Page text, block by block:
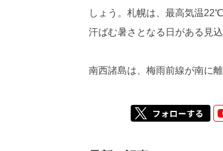
しょう。札幌は、最高気温
汗ばむ暑さとなる日がある見込
南西諸島は、梅雨前線が南に